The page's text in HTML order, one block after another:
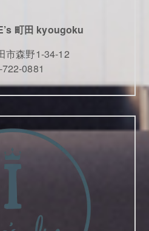
町田 kyougoku
市森野1-34-12
0881